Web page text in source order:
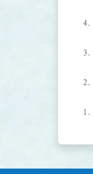
4.
3.
2.
1.